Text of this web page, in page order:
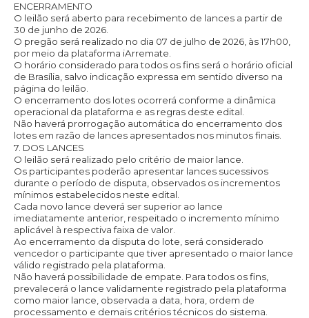
ENCERRAMENTO
O leilão será aberto para recebimento de lances a partir de
30 de junho de 2026.
O pregão será realizado no dia 07 de julho de 2026, às 17h00,
por meio da plataforma iArremate.
O horário considerado para todos os fins será o horário oficial
de Brasília, salvo indicação expressa em sentido diverso na
página do leilão.
O encerramento dos lotes ocorrerá conforme a dinâmica
operacional da plataforma e as regras deste edital.
Não haverá prorrogação automática do encerramento dos
lotes em razão de lances apresentados nos minutos finais.
7. DOS LANCES
O leilão será realizado pelo critério de maior lance.
Os participantes poderão apresentar lances sucessivos
durante o período de disputa, observados os incrementos
mínimos estabelecidos neste edital.
Cada novo lance deverá ser superior ao lance
imediatamente anterior, respeitado o incremento mínimo
aplicável à respectiva faixa de valor.
Ao encerramento da disputa do lote, será considerado
vencedor o participante que tiver apresentado o maior lance
válido registrado pela plataforma.
Não haverá possibilidade de empate. Para todos os fins,
prevalecerá o lance validamente registrado pela plataforma
como maior lance, observada a data, hora, ordem de
processamento e demais critérios técnicos do sistema.